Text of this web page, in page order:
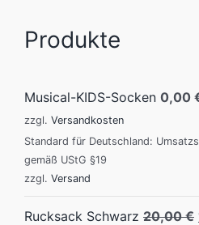
Produkte
Musical-KIDS-Socken 0,00
zzgl. Versandkosten
Standard für Deutschland:
gemäß UStG §19
zzgl. Versand
Rucksack Schwarz 20,00€